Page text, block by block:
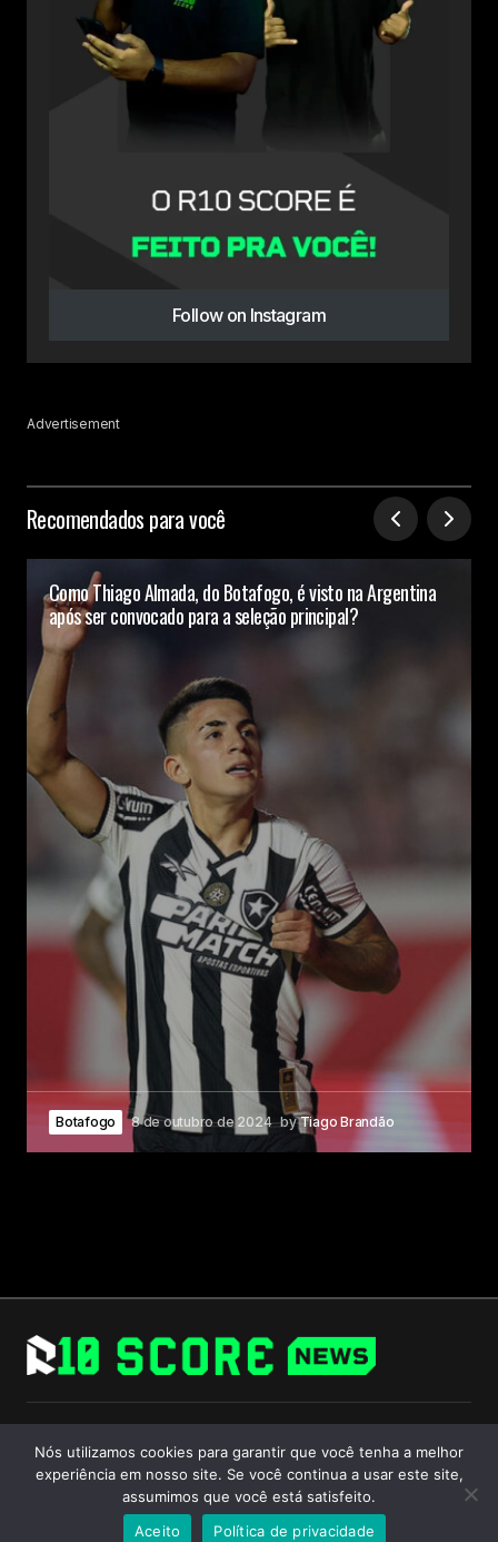
Follow on Instagram
Advertisement
Recomendados para você
Como Thiago Almada, do Botafogo, é visto na Argentina
após ser convocado para a seleção principal?
Botafogo 8 de outubro de 2024 byTiago Brandão
Follow Us
© 2024 R10 Score. All Rights Reserved.
Nós utilizamos cookies para garantir que você tenha a melhor
experiência em nosso site. Se você continua a usar este site,
assumimos que você está satisfeito.
Aceito
Política de privacidade